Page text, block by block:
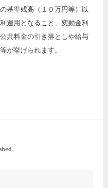
基準残高（１０万円等）以
運用となること、変動金利
共料金の引き落としや給与
が挙げられます。